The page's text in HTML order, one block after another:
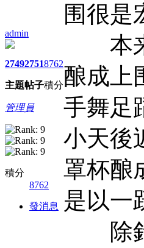
admin
2749
主題
2751
帖子
8762
積分
管理員
積分
8762
發消息
围很是
本来
酿成上
手舞足
小天後
罩杯酿
是以一
除針